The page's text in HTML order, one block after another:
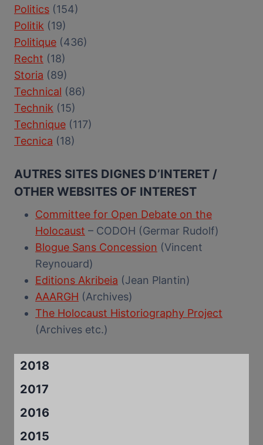
Politics (154)
Politik (19)
Politique (436)
Recht (18)
Storia (89)
Technical (86)
Technik (15)
Technique (117)
Tecnica (18)
AUTRES SITES DIGNES D’INTERET /
OTHER WEBSITES OF INTEREST
Committee for Open Debate on the
Holocaust – CODOH (Germar Rudolf)
Blogue Sans Concession (Vincent
Reynouard)
Editions Akribeia (Jean Plantin)
AAARGH (Archives)
The Holocaust Historiography Project
(Archives etc.)
2018
2017
2016
2015